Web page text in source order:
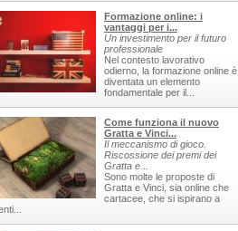
Formazione online: i
vantaggi per i...
Un investimento per il futuro
professionale
Nel contesto lavorativo
odierno, la formazione online è
diventata un elemento
fondamentale per il...
Come funziona il nuovo
Gratta e Vinci...
Il meccanismo di gioco.
Riscossione dei premi dei
Gratta e...
Sono molte le proposte di
Gratta e Vinci, sia online che
cartacee, che si ispirano a